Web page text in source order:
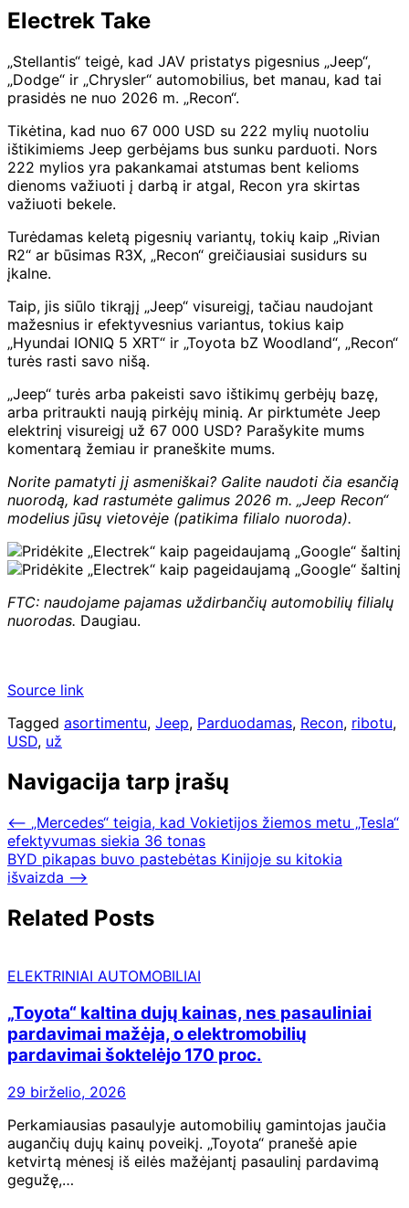
Electrek Take
„Stellantis“ teigė, kad JAV pristatys pigesnius „Jeep“,
„Dodge“ ir „Chrysler“ automobilius, bet manau, kad tai
prasidės ne nuo 2026 m. „Recon“.
Tikėtina, kad nuo 67 000 USD su 222 mylių nuotoliu
ištikimiems Jeep gerbėjams bus sunku parduoti. Nors
222 mylios yra pakankamai atstumas bent kelioms
dienoms važiuoti į darbą ir atgal, Recon yra skirtas
važiuoti bekele.
Turėdamas keletą pigesnių variantų, tokių kaip „Rivian
R2“ ar būsimas R3X, „Recon“ greičiausiai susidurs su
įkalne.
Taip, jis siūlo tikrąjį „Jeep“ visureigį, tačiau naudojant
mažesnius ir efektyvesnius variantus, tokius kaip
„Hyundai IONIQ 5 XRT“ ir „Toyota bZ Woodland“, „Recon“
turės rasti savo nišą.
„Jeep“ turės arba pakeisti savo ištikimų gerbėjų bazę,
arba pritraukti naują pirkėjų minią. Ar pirktumėte Jeep
elektrinį visureigį už 67 000 USD? Parašykite mums
komentarą žemiau ir praneškite mums.
Norite pamatyti jį asmeniškai? Galite naudoti čia esančią
nuorodą, kad rastumėte galimus 2026 m. „Jeep Recon“
modelius jūsų vietovėje (patikima filialo nuoroda).
FTC: naudojame pajamas uždirbančių automobilių filialų
nuorodas. Daugiau.
Source link
Tagged asortimentu, Jeep, Parduodamas, Recon, ribotu,
USD, už
Navigacija tarp įrašų
⟵ „Mercedes“ teigia, kad Vokietijos žiemos metu „Tesla“
efektyvumas siekia 36 tonas
BYD pikapas buvo pastebėtas Kinijoje su kitokia
išvaizda ⟶
Related Posts
ELEKTRINIAI AUTOMOBILIAI
„Toyota“ kaltina dujų kainas, nes pasauliniai
pardavimai mažėja, o elektromobilių
pardavimai šoktelėjo 170 proc.
29 birželio, 2026
Perkamiausias pasaulyje automobilių gamintojas jaučia
augančių dujų kainų poveikį. „Toyota“ pranešė apie
ketvirtą mėnesį iš eilės mažėjantį pasaulinį pardavimą
gegužę,…